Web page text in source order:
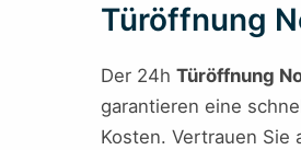
Türöffnung
Der 24h Türöffnung
garantieren eine
Kosten. Vertrauen Sie